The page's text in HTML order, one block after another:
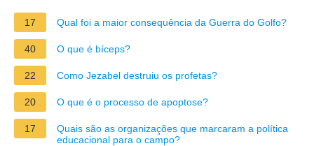
17 Qual foi a maior consequência da Guerra do Golfo?
40 O que é bíceps?
22 Como Jezabel destruiu os profetas?
20 O que é o processo de apoptose?
17
Quais são as organizações que marcaram a política
educacional para o campo?